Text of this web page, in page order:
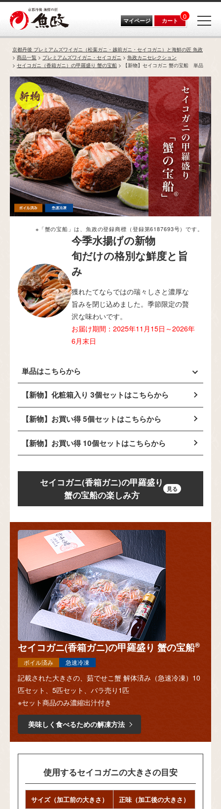
マイページ カート 0
京都丹後 プレミアムズワイガニ（松葉ガニ・越前ガニ・セイコガニ）と海鮮の匠 魚政
商品一覧
プレミアムズワイガニ・セイコガニ
魚政カニセレクション
セイコガニ（香箱ガニ）の甲羅盛り 蟹の宝船
【新物】セイコガニ 蟹の宝船 単品
※「蟹の宝船」は、魚政の登録商標（登録第6187693号）です。
今季水揚げの新物
旬だけの格別な鮮度と旨
み
獲れたてならではの瑞々しさと濃厚な
旨みを閉じ込めました。季節限定の贅
沢な味わいです。
お届け期間：2025年11月15日～2026年
6月末日
単品はこちらから
【新物】化粧箱入り 3個セットはこちらから
【新物】お買い得 5個セットはこちらから
【新物】お買い得 10個セットはこちらから
セイコガニ(香箱ガニ)の甲羅盛り
蟹の宝船の楽しみ方
セイコガニ(香箱ガニ)の甲羅盛り 蟹の宝船®
ボイル済み 急速冷凍
記載された大きさの、茹でせこ蟹 解体済み（急速冷凍）10
匹セット、5匹セット、バラ売り1匹
※セット商品のみ濃縮出汁付き
美味しく食べるための解凍方法
使用するセイコガニの大きさの目安
サイズ（加工前の大きさ）
正味（加工後の大きさ）